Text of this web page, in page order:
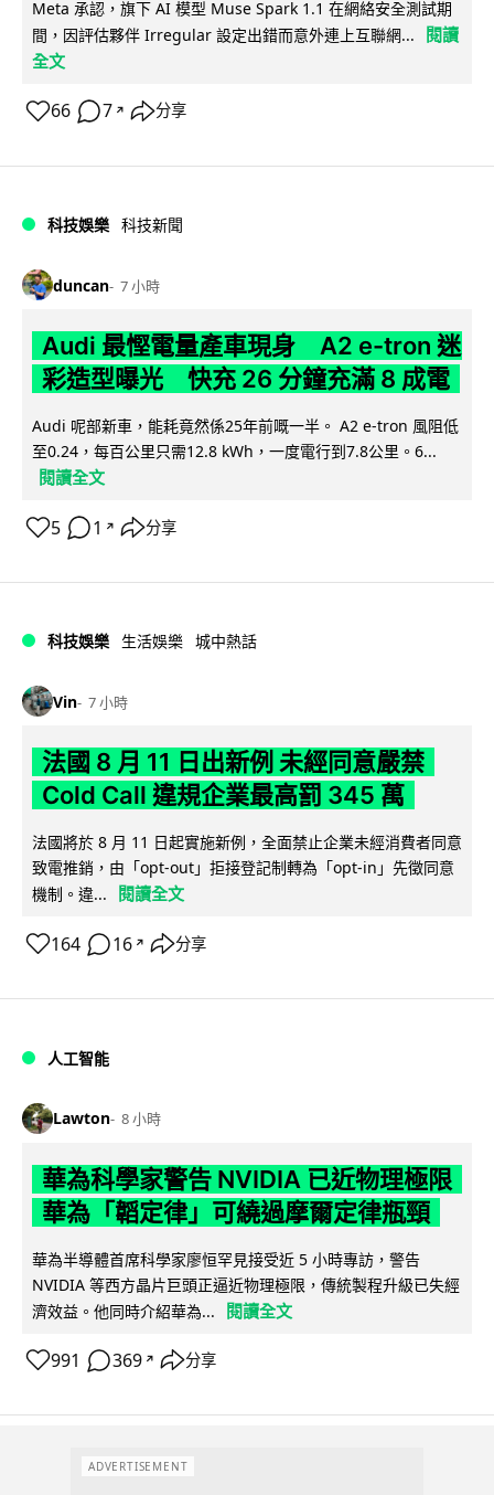
Meta 承認，旗下 AI 模型 Muse Spark 1.1 在網絡安全測試期
間，因評估夥伴 Irregular 設定出錯而意外連上互聯網...
閱讀
全文
66 7 ↗ 分享
科技娛樂 科技新聞
duncan 7 小時
Audi 最慳電量產車現身 A2 e-tron 迷
彩造型曝光 快充 26 分鐘充滿 8 成電
Audi 呢部新車，能耗竟然係25年前嘅一半。 A2 e-tron 風阻低
至0.24，每百公里只需12.8 kWh，一度電行到7.8公里。6...
閱讀全文
5 1 ↗ 分享
科技娛樂 生活娛樂 城中熱話
Vin 7 小時
法國 8 月 11 日出新例 未經同意嚴禁
Cold Call 違規企業最高罰 345 萬
法國將於 8 月 11 日起實施新例，全面禁止企業未經消費者同意
致電推銷，由「opt-out」拒接登記制轉為「opt-in」先徵同意
機制。違...
閱讀全文
164 16 ↗ 分享
人工智能
Lawton 8 小時
華為科學家警告 NVIDIA 已近物理極限
華為「韜定律」可繞過摩爾定律瓶頸
華為半導體首席科學家廖恒罕見接受近 5 小時專訪，警告
NVIDIA 等西方晶片巨頭正逼近物理極限，傳統製程升級已失經
濟效益。他同時介紹華為...
閱讀全文
991 369 ↗ 分享
ADVERTISEMENT